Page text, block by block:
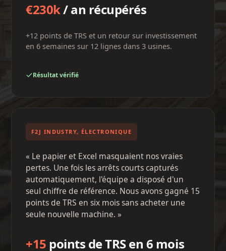
€230k/ an récupérés
+12 points de TRS et un retour sur investissement
en 6 semaines sur 12 lignes dans 3 usines.
Résultat vérifié
F2J INDUSTRY, ÉLECTRONIQUE
« Le papier et Excel masquaient nos vraies
pertes. Une fois les arrêts courts capturés
automatiquement, l'équipe a disposé d'un
seul chiffre de référence. Nous avons gagné 15
points de TRS en six mois sans acheter une
seule nouvelle machine. »
+15 points de TRS en 6 mois